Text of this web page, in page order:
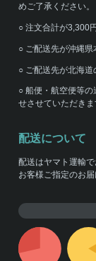
めご了承ください。
○ 注文合計が3,300
○ ご配送先が沖縄
○ ご配送先が北海
○ 船便・航空便等
せさせていただきま
配送について
配送はヤマト運輸で
お客様ご指定のお